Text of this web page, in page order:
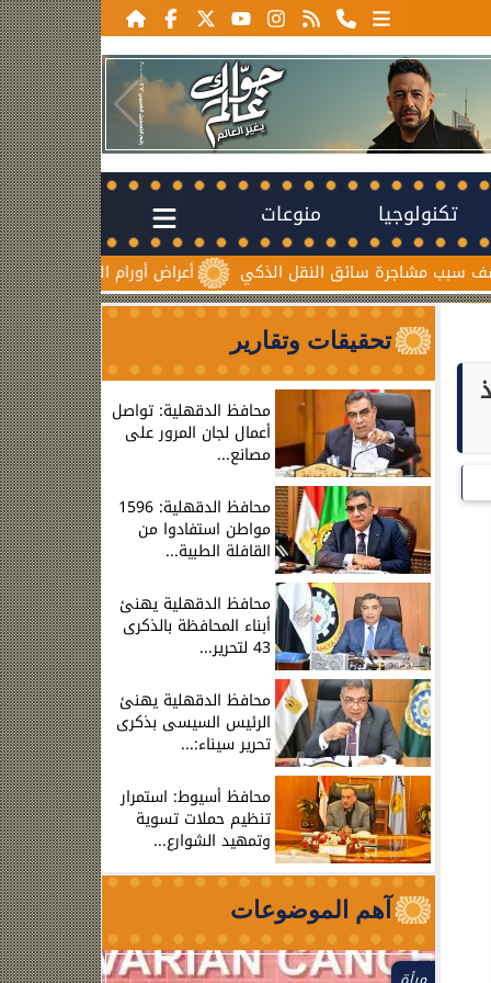
تكنولوجيا منوعات
أعراض أورام المبيض المبكرة.. علامات سائق النقل الذكي
تحقيقات وتقارير
محافظ الدقهلية: تواصل
أعمال لجان المرور على
مصانع...
محافظ الدقهلية: 1596
مواطن استفادوا من
القافلة الطبية...
محافظ الدقهلية يهنئ
أبناء المحافظة بالذكرى
43 لتحرير...
محافظ الدقهلية يهنئ
الرئيس السيسى بذكرى
تحرير سيناء:...
محافظ أسيوط: استمرار
تنظيم حملات تسوية
وتمهيد الشوارع...
آهم الموضوعات